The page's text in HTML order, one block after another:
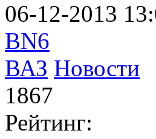
06-12-2013
BN6
ВАЗ Новости
1867
Рейтинг: